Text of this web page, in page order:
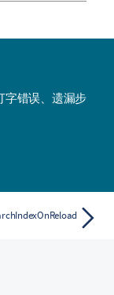
字错误、遗漏步